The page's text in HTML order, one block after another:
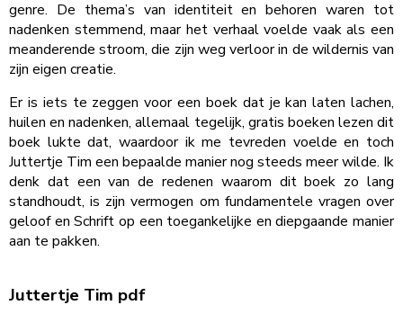
genre. De thema’s van identiteit en behoren waren tot
nadenken stemmend, maar het verhaal voelde vaak als een
meanderende stroom, die zijn weg verloor in de wildernis van
zijn eigen creatie.
Er is iets te zeggen voor een boek dat je kan laten lachen,
huilen en nadenken, allemaal tegelijk, gratis boeken lezen dit
boek lukte dat, waardoor ik me tevreden voelde en toch
Juttertje Tim een bepaalde manier nog steeds meer wilde. Ik
denk dat een van de redenen waarom dit boek zo lang
standhoudt, is zijn vermogen om fundamentele vragen over
geloof en Schrift op een toegankelijke en diepgaande manier
aan te pakken.
Juttertje Tim pdf